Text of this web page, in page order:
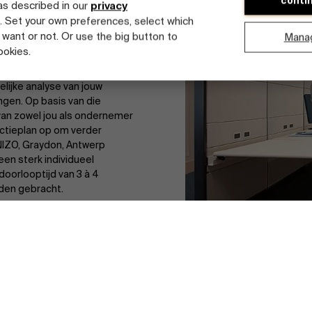
described in our privacy
. Set your own preferences, select which
or not. Or use the big button to
onze faculty
ambitieuze ondernemers die
en die willen groeien in
analyse van jouw
Op basis van die
zowel jou als ondernemer
op om verder
Graydon, Antwerp
sterk individueel
van 3 à 4
gebracht.